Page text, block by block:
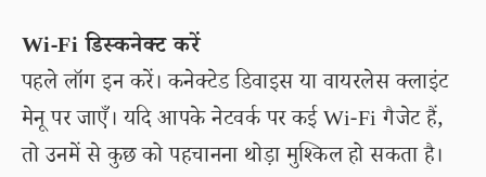
Wi-Fi डिस्कनेक्ट करें
पहले लॉग इन करें। कनेक्टेड डिवाइस या वायरलेस क्लाइंट
मेनू पर जाएँ। यदि आपके नेटवर्क पर कई Wi-Fi गैजेट हैं,
तो उनमें से कुछ को पहचानना थोड़ा मुश्किल हो सकता है।